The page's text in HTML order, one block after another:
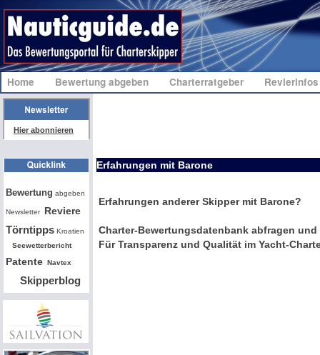
Home Bewertung abgeben Charterratgeber
Erfahrungen mit Barone
Hier abonnieren
Bw
Bewertung abgeben
Newsletter Reviere
Törntipps Kroatien
Seewetterbericht
Patente Navtex
Skipperblog
Erfahrungen anderer Skipper mit Barone?
Charter-Bewertungsdatenbank abfragen
Für Transparenz und Qualität im Yacht-